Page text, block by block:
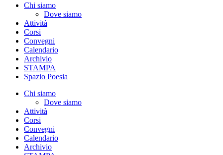
Chi siamo
Dove siamo
Attività
Corsi
Convegni
Calendario
Archivio
STAMPA
Spazio Poesia
Chi siamo
Dove siamo
Attività
Corsi
Convegni
Calendario
Archivio